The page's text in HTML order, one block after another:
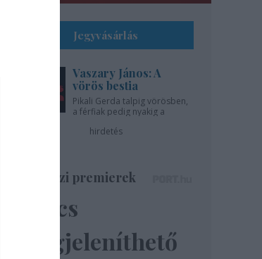
Jegyvásárlás
Vaszary János: A
vörös bestia
Pikali Gerda talpig vörösben,
a férfiak pedig nyakig a
hirdetés
Színházi premierek
Nincs
megjeleníthető